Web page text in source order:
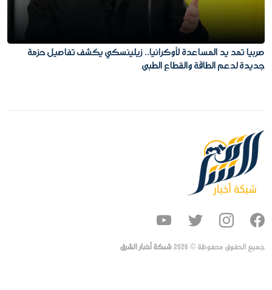
صربيا تمد يد المساعدة لأوكرانيا.. زيلينسكي يكشف تفاصيل حزمة
جديدة لدعم الطاقة والقطاع الطبي
جميع الحقوق محفوظة © 2026شبكة أخبار الشرق